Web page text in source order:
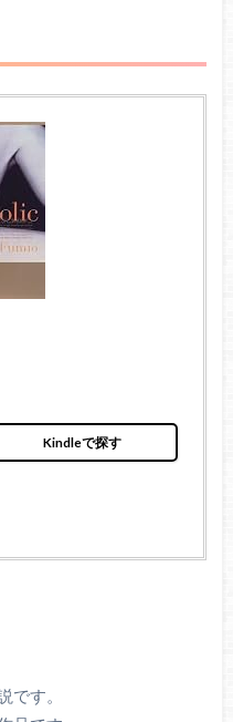
Kindleで探す
です。